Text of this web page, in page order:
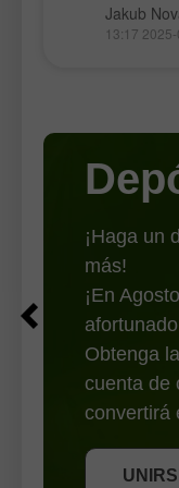
inflación
bursátiles
Jakub
13:17
¡Haga un
más!
¡En
Obtenga
cuenta de
convertirá